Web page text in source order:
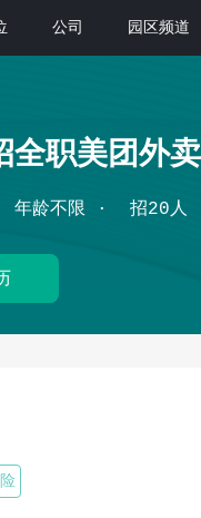
公司 园区频道
全职美团外
年龄不限 招20人